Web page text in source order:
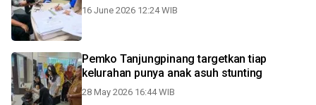
16 June 2026 12:24 WIB
Pemko Tanjungpinang targetkan tiap
kelurahan punya anak asuh stunting
28 May 2026 16:44 WIB